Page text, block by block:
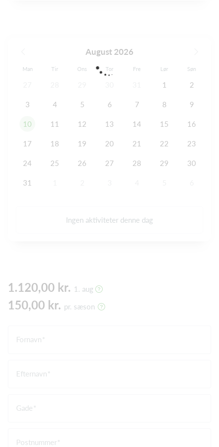
August 2026
Man Tir Ons Tor Fre Lør Søn
1 2
3 4 5 6 7 8 9
10 11 12 13 14 15 16
17 18 19 20 21 22 23
24 25 26 27 28 29 30
31
Ingen aktiviteter denne dag
1.120,00 kr. 1. aug
150,00 kr. pr. sæson
Fornavn
Efternavn
Gade
Postnummer